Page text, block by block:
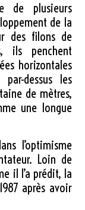
de plusieurs
de la
des filons de
ils penchent
horizontales
dessus les
de mètres,
une longue
l’optimisme
Loin de
il l’a prédit, la
après avoir